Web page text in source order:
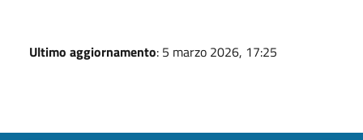
Ultimo aggiornamento: 5 marzo 2026, 17:25